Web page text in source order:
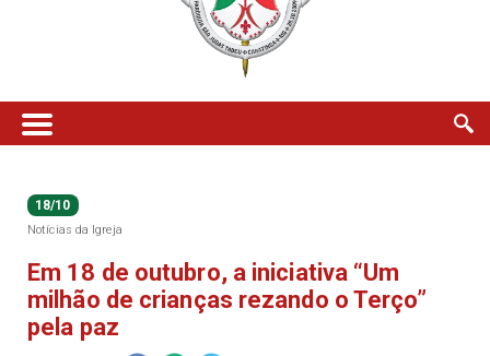
18/10
Notícias da Igreja
Em 18 de outubro, a iniciativa “Um
milhão de crianças rezando o Terço”
pela paz